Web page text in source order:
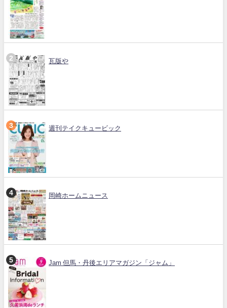
瓦版や
週刊テイクキュービック
岡崎ホームニュース
Jam 但馬・丹後エリアマガジン「ジャム」